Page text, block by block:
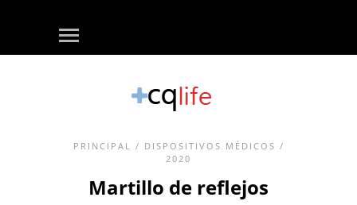
PRINCIPAL / DISPOSITIVOS MÉDICOS /
2020
Martillo de reflejos